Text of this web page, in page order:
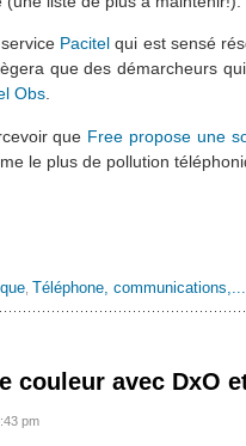
Pacitel qui est sensé
que des démarcheurs
Obs
que Free propose une
le plus de pollution
Téléphone, communications,...
couleur avec DxO
pm